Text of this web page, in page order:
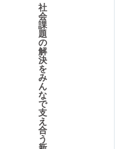
社
会
課
題
の
解
決
を
み
ん
な
で
支
え
合
う